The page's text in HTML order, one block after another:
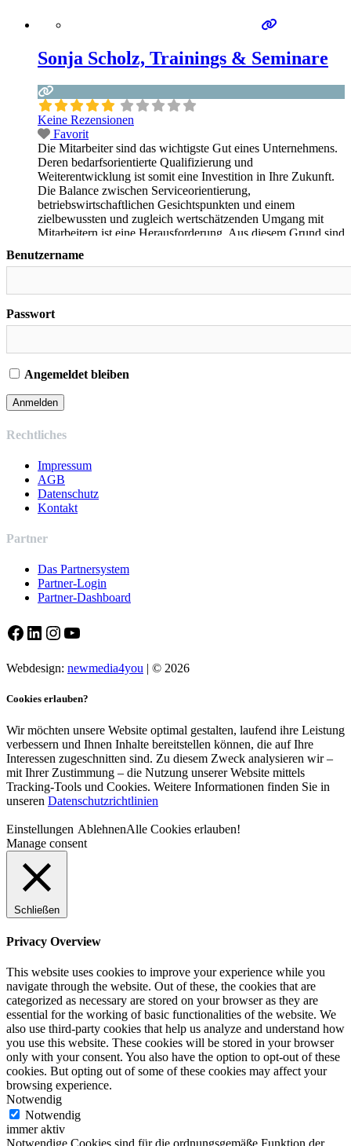
Sonja Scholz, Trainings & Seminare
Keine Rezensionen
Favorit
Die Mitarbeiter sind das wichtigste Gut eines Unternehmens.
Deren bedarfsorientierte Qualifizierung und
Weiterentwicklung ist somit eine Investition in Ihre Zukunft.
Die Balance zwischen Serviceorientierung,
betriebswirtschaftlichen Gesichtspunkten und einem
zielbewussten und zugleich wertschätzenden Umgang mit
Mitarbeitern ist eine Herausforderung. Aus diesem Grund sind
Balanceakt Meine Seminarthemen Mental leistungsfähig: Die
Benutzername
Passwort
Angemeldet bleiben
Rechtliches
Impressum
AGB
Datenschutz
Kontakt
Partner
Das Partnersystem
Partner-Login
Partner-Dashboard
Facebook
LinkedIn
Instagram
YouTube
Webdesign: newmedia4you | © 2026
Cookies erlauben?
Wir möchten unsere Website optimal gestalten, laufend ihre Leistung
verbessern und Ihnen Inhalte bereitstellen können, die auf Ihre
Interessen zugeschnitten sind. Zu diesem Zweck analysieren wir –
mit Ihrer Zustimmung – die Nutzung unserer Website mittels
Tracking-Tools und Cookies. Weitere Informationen finden Sie in
unseren Datenschutzrichtlinien
Einstellungen AblehnenAlle Cookies erlauben!
Manage consent
Schließen
Privacy Overview
This website uses cookies to improve your experience while you
navigate through the website. Out of these, the cookies that are
categorized as necessary are stored on your browser as they are
essential for the working of basic functionalities of the website. We
also use third-party cookies that help us analyze and understand how
you use this website. These cookies will be stored in your browser
only with your consent. You also have the option to opt-out of these
cookies. But opting out of some of these cookies may affect your
browsing experience.
Notwendig
Notwendig
immer aktiv